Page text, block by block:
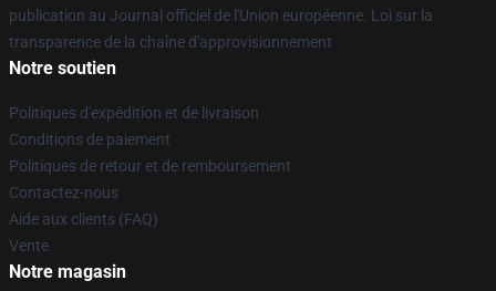
publication au Journal officiel de l'Union européenne. Loi sur la
transparence de la chaîne d'approvisionnement
Notre soutien
Politiques d'expédition et de livraison
Conditions de paiement
Politiques de retour et de remboursement
Contactez-nous
Aide aux clients (FAQ)
Vente
Notre magasin